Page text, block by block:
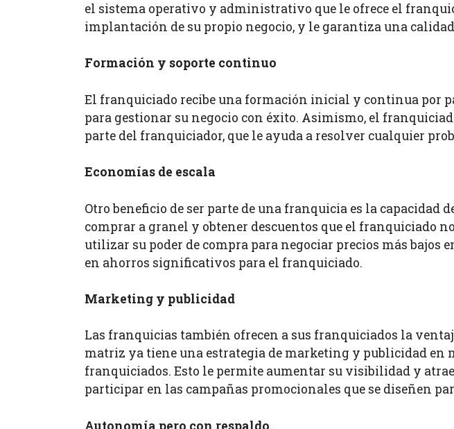
el sistema operativo y administrativo que le ofrece el
implantación de su propio negocio, y le garantiza una
Formación y soporte continuo
El franquiciado recibe una formación inicial y continua por
para gestionar su negocio con éxito. Asimismo, el
parte del franquiciador, que le ayuda a resolver cualquier
Economías de escala
Otro beneficio de ser parte de una franquicia es la capacidad
comprar a granel y obtener descuentos que el franquiciado
utilizar su poder de compra para negociar precios más
en ahorros significativos para el franquiciado.
Marketing y publicidad
Las franquicias también ofrecen a sus franquiciados la
matriz ya tiene una estrategia de marketing y publicidad en
franquiciados. Esto le permite aumentar su visibilidad y
participar en las campañas promocionales que se diseñen
Autonomía pero con respaldo.